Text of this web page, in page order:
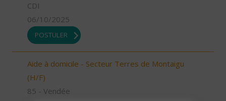
CDI
06/10/2025
POSTULER
Aide à domicile - Secteur Terres de Montaigu
(H/F)
85 - Vendée